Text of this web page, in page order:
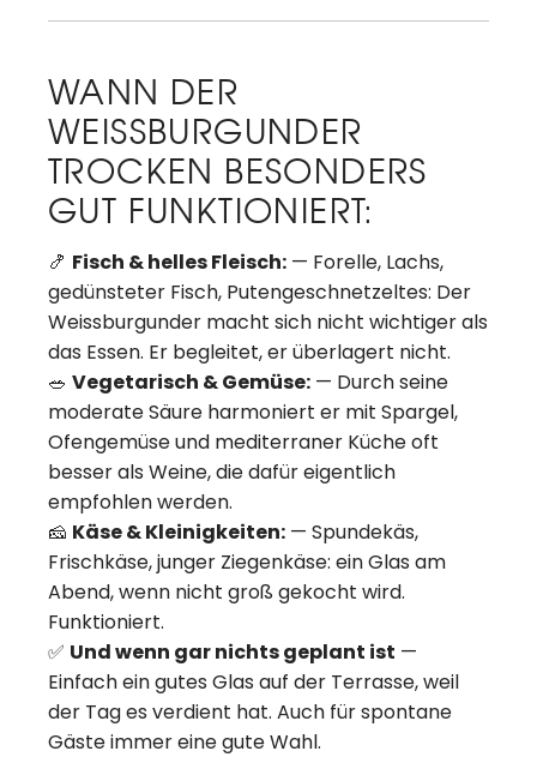
WANN DER
WEISSBURGUNDER
TROCKEN BESONDERS
GUT FUNKTIONIERT:
🍤 Fisch & helles Fleisch: — Forelle, Lachs,
gedünsteter Fisch, Putengeschnetzeltes: Der
Weissburgunder macht sich nicht wichtiger als
das Essen. Er begleitet, er überlagert nicht.
🥗 Vegetarisch & Gemüse: — Durch seine
moderate Säure harmoniert er mit Spargel,
Ofengemüse und mediterraner Küche oft
besser als Weine, die dafür eigentlich
empfohlen werden.
🧀 Käse & Kleinigkeiten: — Spundekäs,
Frischkäse, junger Ziegenkäse: ein Glas am
Abend, wenn nicht groß gekocht wird.
Funktioniert.
✅ Und wenn gar nichts geplant ist —
Einfach ein gutes Glas auf der Terrasse, weil
der Tag es verdient hat. Auch für spontane
Gäste immer eine gute Wahl.